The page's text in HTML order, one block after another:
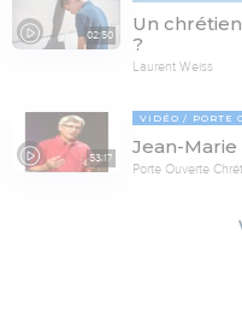
02:50
Un
?
Laurent Weiss
53:17
VIDÉO PORTE
Jean-Marie
Porte Ouverte